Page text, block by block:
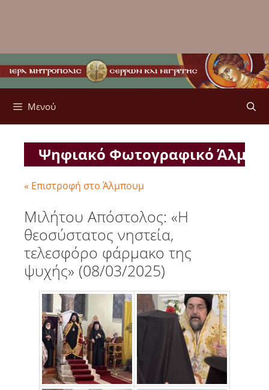
Μενού
Ψηφιακό Φωτογραφικό
« Επιστροφή στο Άλμπουμ
Μιλήτου Απόστολος: «Η
θεοσύστατος νηστεία,
τελεσφόρο φάρμακο της
ψυχής» (08/03/2025)